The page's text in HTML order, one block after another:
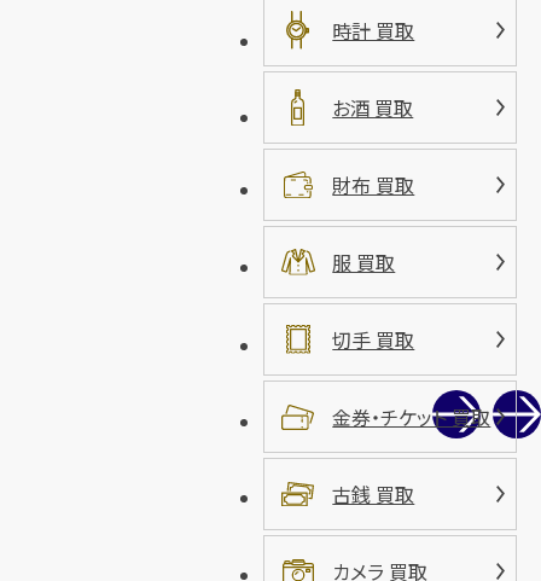
時計 買取
お酒 買取
財布 買取
服 買取
切手 買取
金券・チケット 買取
古銭 買取
カメラ 買取